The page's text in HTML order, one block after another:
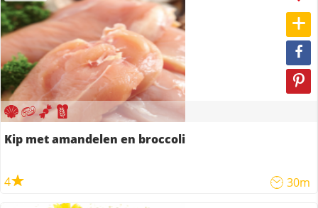
Kip met amandelen en broccoli
4 30m